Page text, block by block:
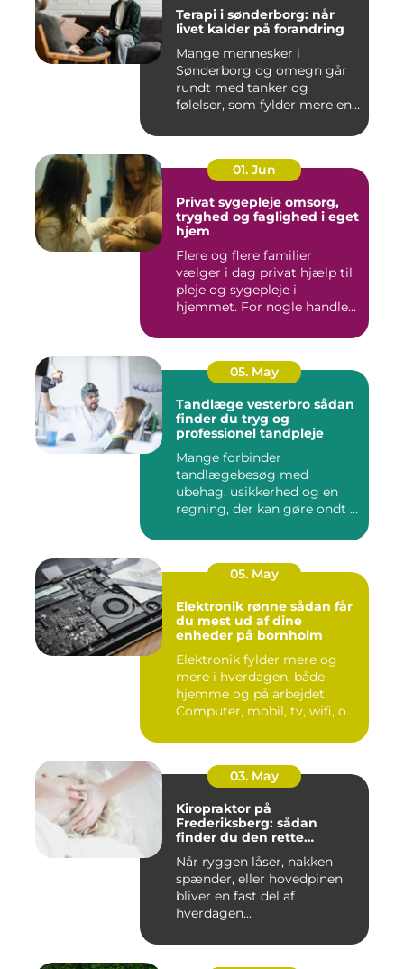
Terapi i sønderborg: når
livet kalder på forandring
Mange mennesker i
Sønderborg og omegn går
rundt med tanker og
følelser, som fylder mere end
01. Jun
Privat sygepleje omsorg,
tryghed og faglighed i eget
hjem
Flere og flere familier
vælger i dag privat hjælp til
pleje og sygepleje i
hjemmet. For nogle handle...
05. May
Tandlæge vesterbro sådan
finder du tryg og
professionel tandpleje
Mange forbinder
tandlægebesøg med
ubehag, usikkerhed og en
regning, der kan gøre ondt i
05. May
Elektronik rønne sådan får
du mest ud af dine
enheder på bornholm
Elektronik fylder mere og
mere i hverdagen, både
hjemme og på arbejdet.
Computer, mobil, tv, wifi, o...
03. May
Kiropraktor på
Frederiksberg: sådan
finder du den rette
Når ryggen låser, nakken
spænder, eller hovedpinen
bliver en fast del af
hverdagen...